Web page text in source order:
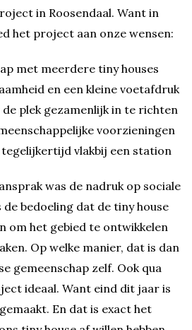
in Roosendaal. Want in
het project aan onze wensen:
met meerdere tiny houses
en een kleine voetafdruk
plek gezamenlijk in te richten
voorzieningen
vlakbij een station
was de nadruk op sociale
bedoeling dat de tiny house
om het gebied te ontwikkelen
Op welke manier, dat is dan
gemeenschap zelf. Ook qua
ideaal. Want eind dit jaar is
En dat is exact het